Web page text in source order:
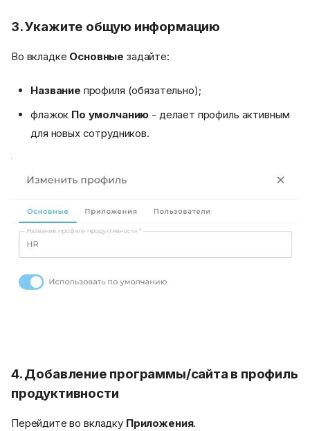
3. Укажите общую информацию
Во вкладке Основные задайте:
Название профиля (обязательно);
флажок По умолчанию - делает профиль активным
для новых сотрудников.
4. Добавление программы/сайта в профиль
продуктивности
Перейдите во вкладку Приложения.